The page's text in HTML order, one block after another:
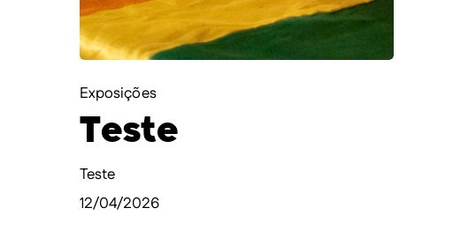
Exposições
Teste
Teste
12/04/2026